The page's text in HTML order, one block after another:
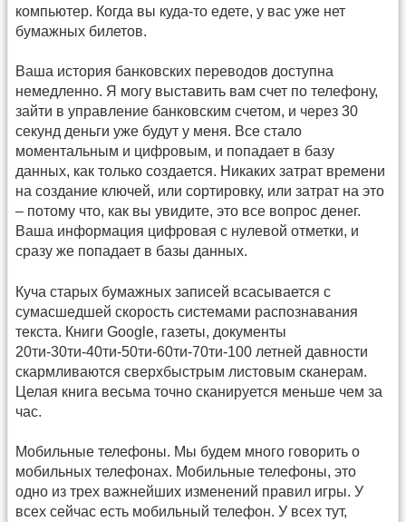
компьютер. Когда вы куда-то едете, у вас уже нет
бумажных билетов.
Ваша история банковских переводов доступна
немедленно. Я могу выставить вам счет по телефону,
зайти в управление банковским счетом, и через 30
секунд деньги уже будут у меня. Все стало
моментальным и цифровым, и попадает в базу
данных, как только создается. Никаких затрат времени
на создание ключей, или сортировку, или затрат на это
– потому что, как вы увидите, это все вопрос денег.
Ваша информация цифровая с нулевой отметки, и
сразу же попадает в базы данных.
Куча старых бумажных записей всасывается с
сумасшедшей скорость системами распознавания
текста. Книги Google, газеты, документы
20ти-30ти-40ти-50ти-60ти-70ти-100 летней давности
скармливаются сверхбыстрым листовым сканерам.
Целая книга весьма точно сканируется меньше чем за
час.
Мобильные телефоны. Мы будем много говорить о
мобильных телефонах. Мобильные телефоны, это
одно из трех важнейших изменений правил игры. У
всех сейчас есть мобильный телефон. У всех тут,